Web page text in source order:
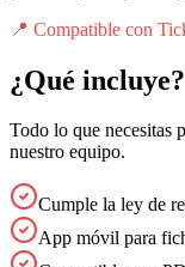
📍 Compatible con
¿Qué incluye?
Todo lo que necesitas
nuestro equipo.
Cumple la ley de
App móvil para